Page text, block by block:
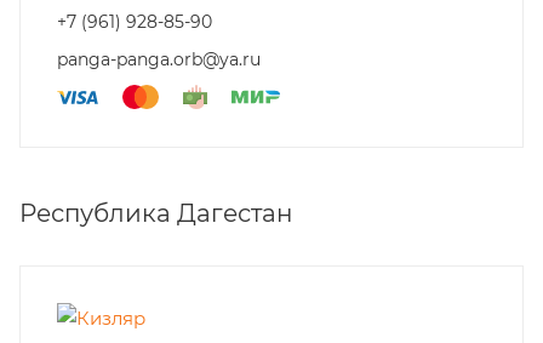
+7 (961) 928-85-90
panga-panga.orb@ya.ru
Республика Дагестан